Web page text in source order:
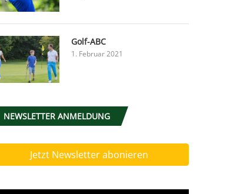
Golf-ABC
1. Februar 2021
NEWSLETTER ANMELDUNG
Jetzt Newsletter abonieren